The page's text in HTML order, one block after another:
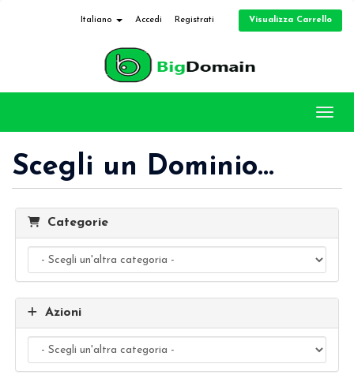
Italiano Accedi Registrati Visualizza Carrello
Scegli un Dominio...
Categorie
Azioni